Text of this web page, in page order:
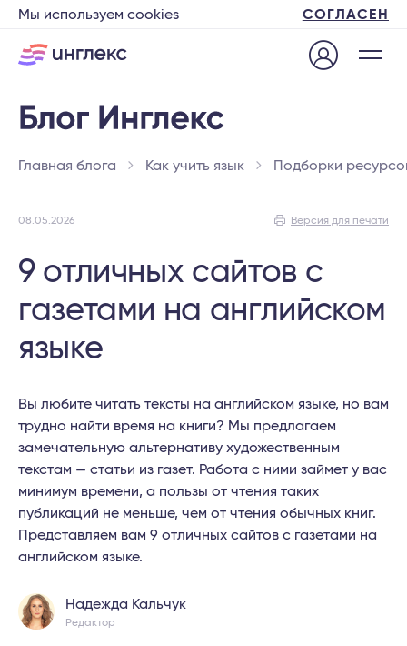
Мы используем cookies СОГЛАСЕН
Главная блога Как учить язык Подборки
08.05.2026 Версия для печати
9 отличных сайтов с
газетами на английском
языке
Вы любите читать тексты на английском языке, но вам
трудно найти время на книги? Мы предлагаем
замечательную альтернативу художественным
текстам — статьи из газет. Работа с ними займет у вас
минимум времени, а пользы от чтения таких
публикаций не меньше, чем от чтения обычных книг.
Представляем вам 9 отличных сайтов с газетами на
английском языке.
Надежда Кальчук
Редактор